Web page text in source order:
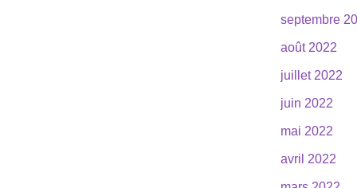
septembre
août 2022
juillet 2022
juin 2022
mai 2022
avril 2022